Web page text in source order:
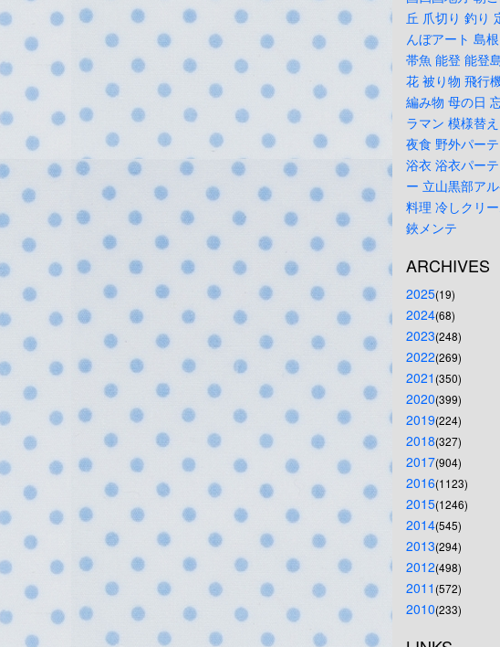
丘 爪切り 釣り
んぼアート 島根
帯魚 能登 能登
花 被り物 飛行
編み物 母の日
ラマン 模様替え
夜食 野外パーテ
浴衣 浴衣パー
ー 立山黒部ア
料理 冷しクリ
鋏メンテ
ARCHIVES
2025(19)
2024(68)
2023(248)
2022(269)
2021 (350)
2020(399)
2019(224)
2018(327)
2017(904)
2016(1123)
2015(1246)
2014(545)
2013(294)
2012(498)
2011 (572)
2010(233)